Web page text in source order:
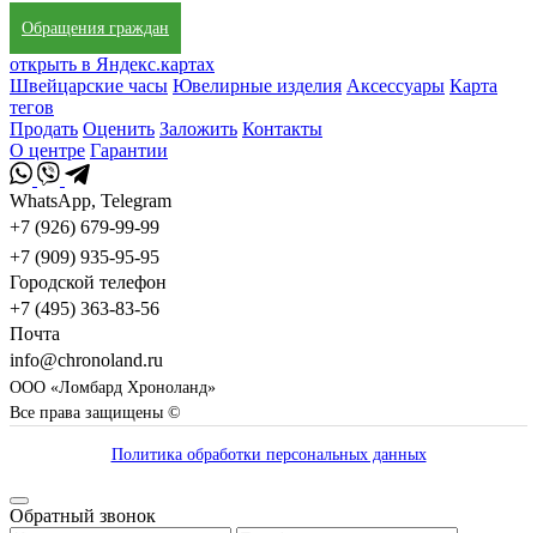
Обращения граждан
открыть в Яндекс.картах
Швейцарские часы Ювелирные изделия Аксессуары Карта
тегов
Продать Оценить Заложить Контакты
О центре Гарантии
WhatsApp, Telegram
+7 (926) 679-99-99
+7 (909) 935-95-95
Городской телефон
+7 (495) 363-83-56
Почта
info@chronoland.ru
ООО «Ломбард Хроноланд»
Все права защищены ©
Политика обработки персональных данных
Обратный звонок